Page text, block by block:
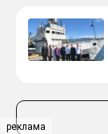
реклама